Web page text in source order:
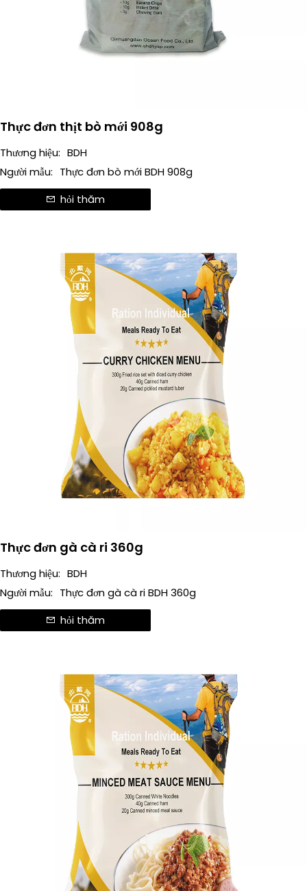
Thực đơn thịt bò mới 908g
Thương hiệu: BDH
Người mẫu: Thực đơn bò mới BDH 908g
hỏi thăm
Thực đơn gà cà ri 360g
Thương hiệu: BDH
Người mẫu: Thực đơn gà cà ri BDH 360g
hỏi thăm